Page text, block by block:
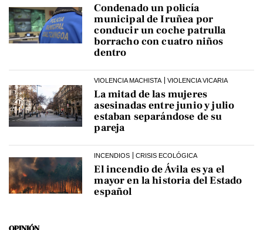
Condenado un policía
municipal de Iruñea por
conducir un coche patrulla
borracho con cuatro niños
dentro
VIOLENCIA MACHISTA VIOLENCIA VICARIA
La mitad de las mujeres
asesinadas entre junio y julio
estaban separándose de su
pareja
INCENDIOS CRISIS ECOLÓGICA
El incendio de Ávila es ya el
mayor en la historia del Estado
español